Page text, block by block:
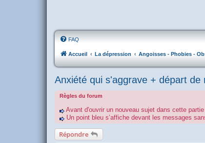
FAQ
Accueil La dépression Angoisses - Phobies -
Anxiété qui s'aggrave + départ
Règles du forum
Avant d'ouvrir un nouveau sujet dans cette
Un point bleu s’affiche devant les messages
Répondre